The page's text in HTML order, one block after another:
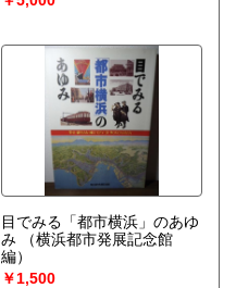
目でみる「都市横浜」のあゆ
み
（横浜都市発展記念館
編）
￥1,500